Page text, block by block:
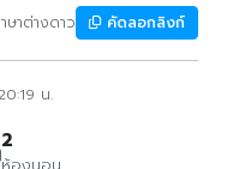
าต่างดาว คัดลอกลิงก์
น.
2